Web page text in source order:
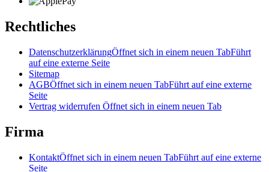
Rechtliches
DatenschutzerklärungÖffnet sich in einem neuen TabFührt
auf eine externe Seite
Sitemap
AGBÖffnet sich in einem neuen TabFührt auf eine externe
Seite
Vertrag widerrufen Öffnet sich in einem neuen Tab
Firma
KontaktÖffnet sich in einem neuen TabFührt auf eine externe
Seite